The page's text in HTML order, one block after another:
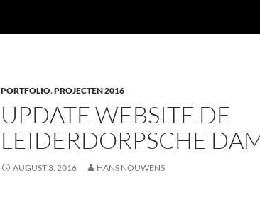
PORTFOLIO,PROJECTEN 2016
UPDATE WEBSITE DE
LEIDERDORPSCHE
AUGUST 3, 2016 HANS NOUWENS